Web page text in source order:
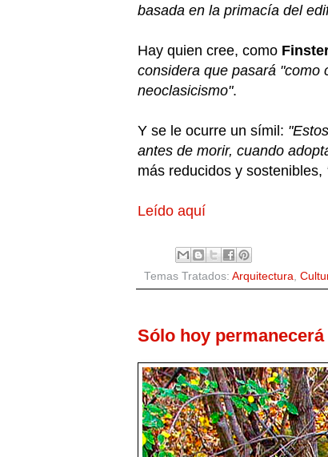
basada en la primacía del
Hay quien cree, como
considera que pasará "como
neoclasicismo".
Y se le ocurre un símil:
antes de morir, cuando
más reducidos y sostenibles,
Leído aquí
Temas Tratados: Arquitectura
Sólo hoy